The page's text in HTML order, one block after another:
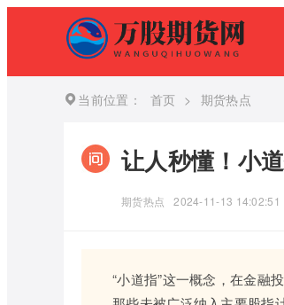
当前位置： 首页 > 期货热点
让人秒懂！小
期货热点 2024-11-13 14:02:51
“小道指”这一概念，在金融